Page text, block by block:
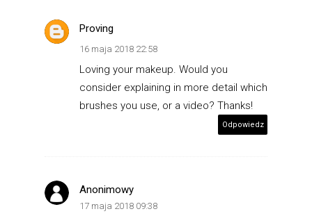
Proving
16 maja 2018 22:58
Loving your makeup. Would you
consider explaining in more detail which
brushes you use, or a video? Thanks!
Odpowiedz
Anonimowy
17 maja 2018 09:38